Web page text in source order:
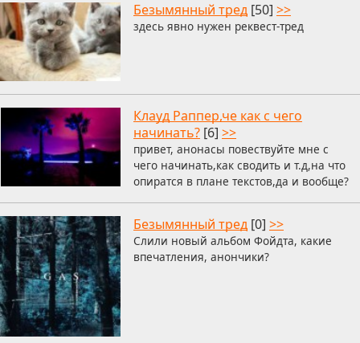
Безымянный тред [50] >>
здесь явно нужен реквест-тред
Клауд Раппер,че как с чего
начинать? [6] >>
привет, анонасы повествуйте мне с
чего начинать,как сводить и т.д,на что
опиратся в плане текстов,да и вообще?
Безымянный тред [0] >>
Слили новый альбом Фойдта, какие
впечатления, анончики?